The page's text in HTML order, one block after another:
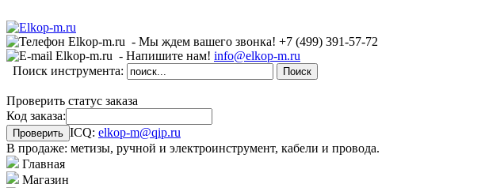
- Мы ждем вашего звонка! +7 (499) 391-57-72
- Напишите нам! info@elkop-m.ru
Поиск инструмента:
Проверить статус заказа
Код заказа:
ICQ: elkop-m@qip.ru
В продаже: метизы, ручной и электроинструмент, кабели и провода.
Главная
Магазин